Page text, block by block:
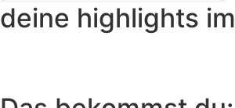
deine highlights